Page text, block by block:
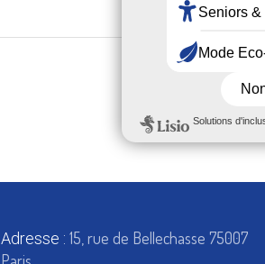
26 DÉCEMBRE 2024
Adresse :15, rue de Bellechasse 75007